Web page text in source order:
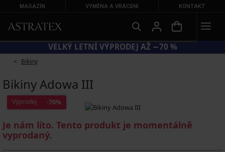
MAGAZÍN VÝMĚNA A VRÁCENÍ KONTAKT
VELKÝ LETNÍ VÝPRODEJ AŽ −70 %
Bikiny
Bikiny Adowa III
Výprodej -70%
Je nám líto. Tento produkt je momentálně
vyprodaný.